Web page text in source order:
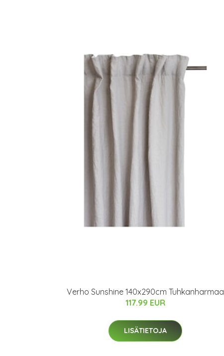
Verho Sunshine 140x290cm Tuhkanharmaa
117.99 EUR
LISÄTIETOJA